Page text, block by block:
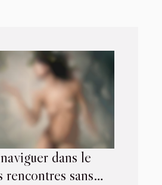
dans le
rencontres sans